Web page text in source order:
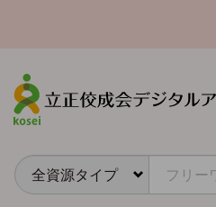
ン
テ
ン